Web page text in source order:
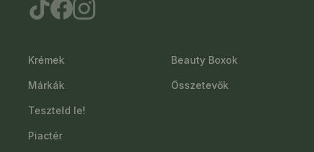
Krémek
Márkák
Teszteld le!
Piactér
Beauty Boxok
Összetevők